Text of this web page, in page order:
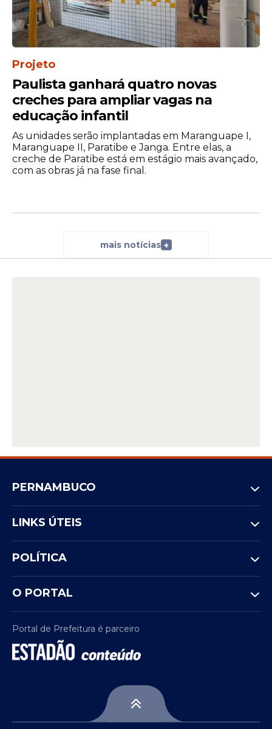
risco de incidentes mesmo em trechos
onde a profundidade da água não é
elevada.
Projeto
Paulista ganhará quatro novas
creches para ampliar vagas na
educação infantil
As unidades serão implantadas em Maranguape I,
Maranguape II, Paratibe e Janga. Entre elas, a
creche de Paratibe está em estágio mais avançado,
com as obras já na fase final.
mais notícias +
PERNAMBUCO
LINKS ÚTEIS
POLÍTICA
O PORTAL
Portal de Prefeitura é parceiro